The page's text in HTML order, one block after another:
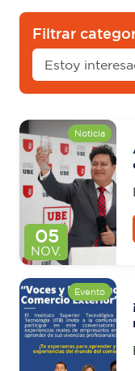
Filtrar
Estoy
05
NOV.
Noticia
Evento